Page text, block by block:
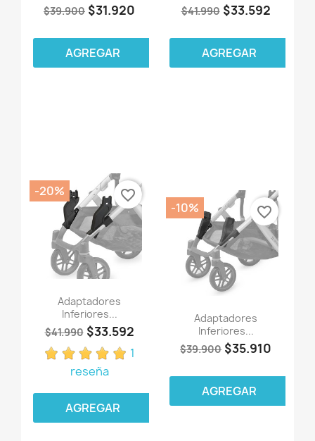
$39.900 $31.920
AGREGAR
$41.990 $33.592
AGREGAR
Adaptadores
Inferiores...
$41.990 $33.592
1
reseña
-20%
AGREGAR
favorite_border
Adaptadores
Inferiores...
$39.900 $35.910
-10%
AGREGAR
favorite_border